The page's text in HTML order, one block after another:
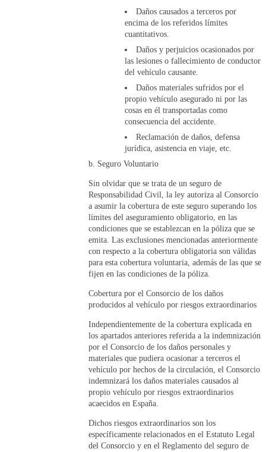
Daños causados a terceros por
encima de los referidos límites
cuantitativos.
Daños y perjuicios ocasionados por
las lesiones o fallecimiento de conductor
del vehículo causante.
Daños materiales sufridos por el
propio vehículo asegurado ni por las
cosas en él transportadas como
consecuencia del accidente.
Reclamación de daños, defensa
jurídica, asistencia en viaje, etc.
Seguro Voluntario
Sin olvidar que se trata de un seguro de
Responsabilidad Civil, la ley autoriza al Consorcio
a asumir la cobertura de este seguro superando los
límites del aseguramiento obligatorio, en las
condiciones que se establezcan en la póliza que se
emita. Las exclusiones mencionadas anteriormente
con respecto a la cobertura obligatoria son válidas
para esta cobertura voluntaria, además de las que se
fijen en las condiciones de la póliza.
Cobertura por el Consorcio de los daños
producidos al vehículo por riesgos extraordinarios
Independientemente de la cobertura explicada en
los apartados anteriores referida a la indemnización
por el Consorcio de los daños personales y
materiales que pudiera ocasionar a terceros el
vehículo por hechos de la circulación, el Consorcio
indemnizará los daños materiales causados al
propio vehículo por riesgos extraordinarios
acaecidos en España.
Dichos riesgos extraordinarios son los
específicamente relacionados en el Estatuto Legal
del Consorcio y en el Reglamento del seguro de